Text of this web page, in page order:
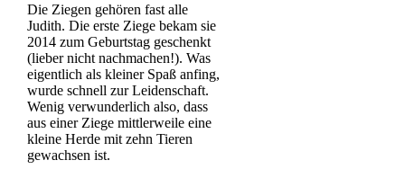
Die Ziegen gehören fast alle
Judith. Die erste Ziege bekam sie
2014 zum Geburtstag geschenkt
(lieber nicht nachmachen!). Was
eigentlich als kleiner Spaß anfing,
wurde schnell zur Leidenschaft.
Wenig verwunderlich also, dass
aus einer Ziege mittlerweile eine
kleine Herde mit zehn Tieren
gewachsen ist.